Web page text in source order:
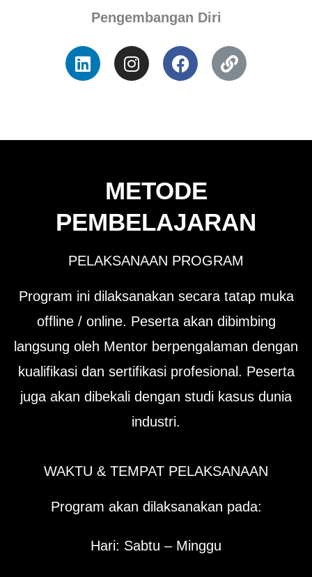
Pengembangan Diri
METODE
PEMBELAJARAN
PELAKSANAAN PROGRAM
Program ini dilaksanakan secara tatap muka
offline / online. Peserta akan dibimbing
langsung oleh Mentor berpengalaman dengan
kualifikasi dan sertifikasi profesional. Peserta
juga akan dibekali dengan studi kasus dunia
industri.
WAKTU & TEMPAT PELAKSANAAN
Program akan dilaksanakan pada:
Hari: Sabtu – Minggu